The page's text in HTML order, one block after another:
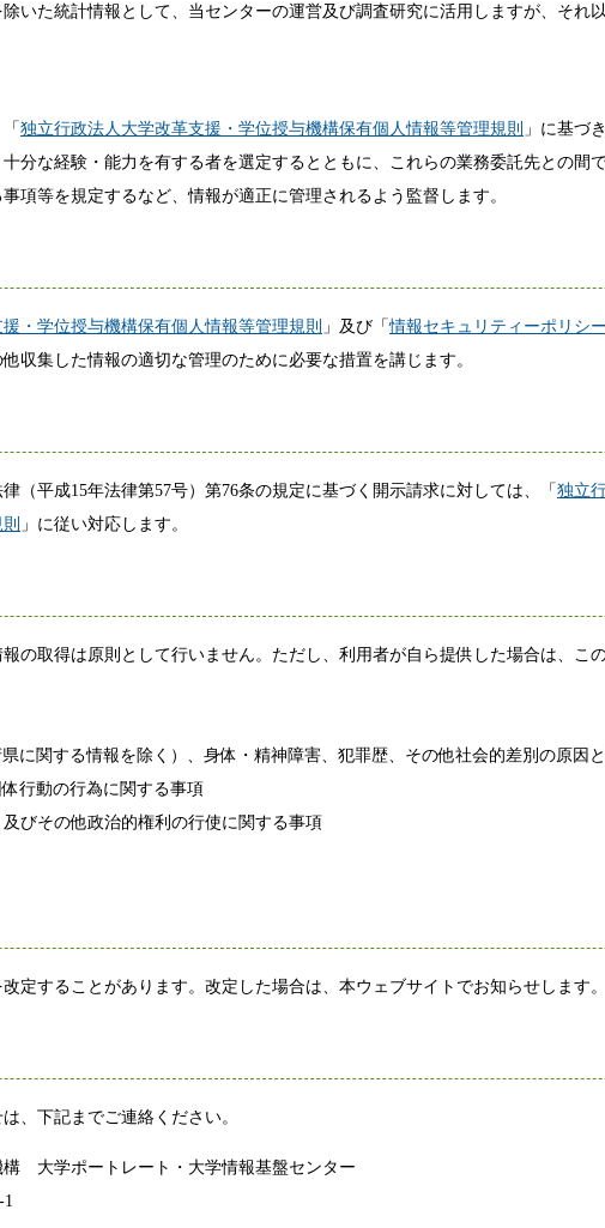
いた統計情報として、当センターの運営及び調査研究に活用しますが、それ
独立行政法人大学改革支援・学位授与機構保有個人情報等管理規則 」に基づ
分な経験・能力を有する者を選定するとともに、これらの業務委託先との間
項等を規定するなど、情報が適正に管理されるよう監督します。
・学位授与機構保有個人情報等管理規則 」及び「情報セキュリティーポリシー
収集した情報の適切な管理のために必要な措置を講じます。
（平成15年法律第57号）第76条の規定に基づく開示請求に対しては、「独立
」に従い対応します。
の取得は原則として行いません。ただし、利用者が自ら提供した場合は、こ
に関する情報を除く）、身体・精神障害、犯罪歴、その他社会的差別の原因
行動の行為に関する事項
びその他政治的権利の行使に関する事項
定することがあります。改定した場合は、本ウェブサイトでお知らせします。
、下記までご連絡ください。
大学ポートレート・大学情報基盤センター